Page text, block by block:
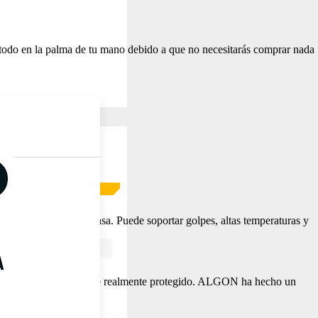
en la palma de tu mano debido a que no necesitarás comprar nada
como en tu casa. Puede soportar golpes, altas temperaturas y
que tu hogar esté realmente protegido. ALGON ha hecho un